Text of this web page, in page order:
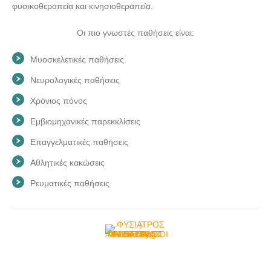
φυσικοθεραπεία και κινησιοθεραπεία.
Οι πιο γνωστές παθήσεις είναι:
Μυοσκελετικές παθήσεις
Νευρολογικές παθήσεις
Χρόνιος πόνος
Εμβιομηχανικές παρεκκλίσεις
Επαγγελματικές παθήσεις
Αθλητικές κακώσεις
Ρευματικές παθήσεις